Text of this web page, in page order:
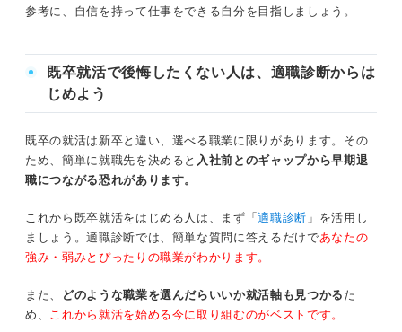
を鍛えて自分軸で仕事に臨もう
参考に、自信を持って仕事をできる自分を目指しましょう。
既卒就活で後悔したくない人は、適職診断からは
じめよう
既卒の就活は新卒と違い、選べる職業に限りがあります。その
ため、簡単に就職先を決めると 入社前とのギャップから早期退
職につながる恐れがあります。
これから既卒就活をはじめる人は、まず「適職診断 」を活用し
ましょう。適職診断では、簡単な質問に答えるだけであなたの
強み・弱みとぴったりの職業がわかります。
また、 どのような職業を選んだらいいか就活軸も見つかる た
め、 これから就活を始める今に取り組むのがベストです。
仕事に自信が持てない人が陥りやすい「意欲を削られ続け
るループ」
①自信のなさが仕事への積極性をなくさせる
③成果が出せないことで劣等感が増してさらに自信を失う
プロが解説